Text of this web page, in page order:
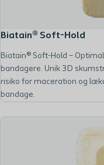
Biatain® Soft-Hold
Biatain® Soft-Hold –
bandagere. Unik 3D
risiko for maceration og
bandage.